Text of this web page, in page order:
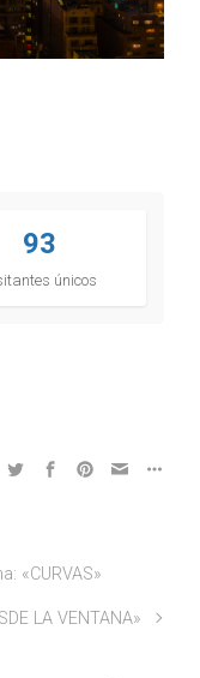
93
únicos
«CURVAS»
LA VENTANA»